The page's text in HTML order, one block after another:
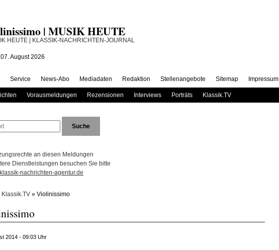
| MUSIK HEUTE
August 2026
Service News-Abo Mediadaten Redaktion Stellenangebote Sitemap Impressum
Vorausmeldungen Rezensionen Interviews Porträts
Klassik.TV
an diesen Meldungen
Dienstleistungen besuchen Sie bitte
nachrichten-agentur.de
Klassik.TV » Violinissimo
2014 - 09:03 Uhr